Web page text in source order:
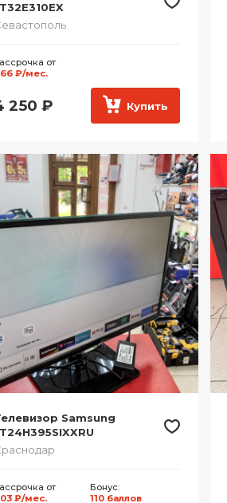
от
₽/мес.
250 ₽ Купить
Samsung
от
₽/мес.
Бонус:
110 баллов